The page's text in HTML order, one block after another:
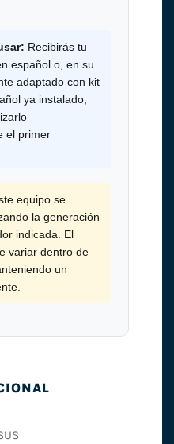
Recibirás tu
español o, en su
adaptado con kit
ya instalado,
el primer
equipo se
la generación
indicada. El
variar dentro de
un